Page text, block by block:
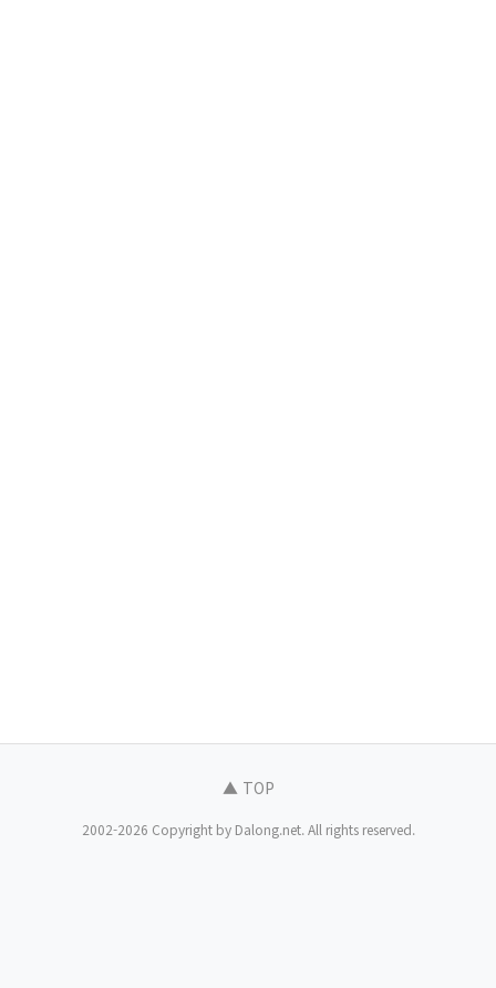
▲ TOP
2002-2026 Copyright by Dalong.net. All rights reserved.